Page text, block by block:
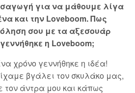
για να μάθουμε λίγα
και την Loveboom. Πως
σου με τα αξεσουάρ
η Loveboom;
χρόνο γεννήθηκε η ιδέα!
βγάλει τον σκυλάκο μας,
τον άντρα μου και κάπως